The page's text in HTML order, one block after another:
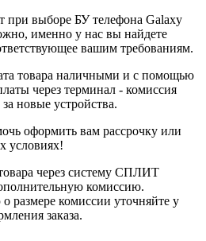
при выборе БУ телефона Galaxy
именно у нас вы найдете
вашим требованиям.
товара наличными и с помощью
через терминал - комиссия
новые устройства.
оформить вам рассрочку или
условиях!
через систему СПЛИТ
комиссию.
комиссии уточняйте у
заказа.